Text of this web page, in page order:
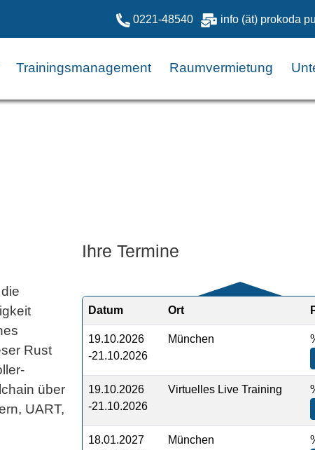
0221-48540 info (ät) prokoda
Trainingsmanagement Raumvermietung
Ihre Termine
Datum Ort
19.10.2026
-21.10.2026
München
19.10.2026
-21.10.2026
Virtuelles Live Training
18.01.2027
München
Rust
über
UART,